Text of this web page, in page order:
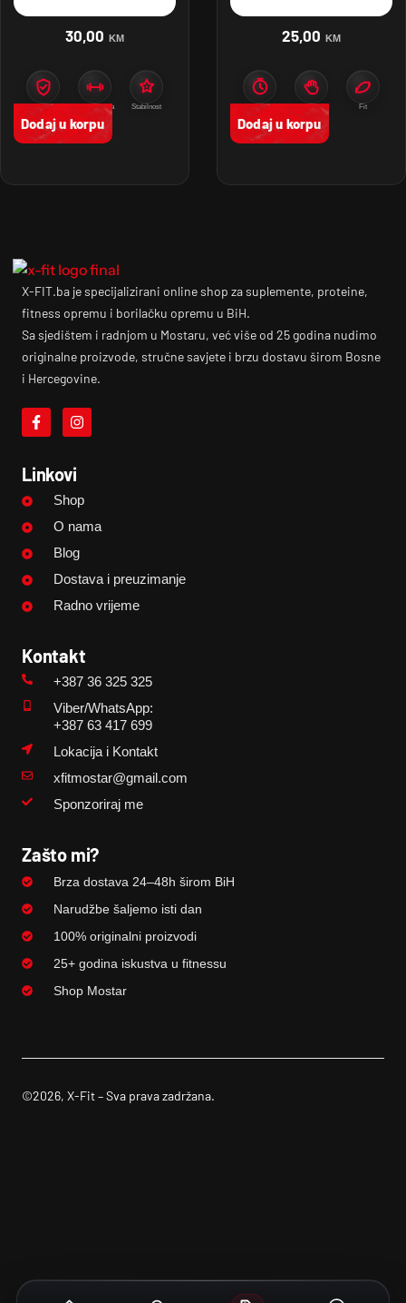
30,00 KM
Zaštita Amortizacija Stabilnost
Dodaj u korpu
25,00 KM
Zaštita Stabilnost Fit
Dodaj u korpu
X-FIT.ba je specijalizirani online shop za suplemente, proteine,
fitness opremu i borilačku opremu u BiH.
Sa sjedištem i radnjom u Mostaru, već više od 25 godina nudimo
originalne proizvode, stručne savjete i brzu dostavu širom Bosne
i Hercegovine.
Linkovi
Shop
O nama
Blog
Dostava i preuzimanje
Radno vrijeme
Kontakt
+387 36 325 325
Viber/WhatsApp:
+387 63 417 699
Lokacija i Kontakt
xfitmostar@gmail.com
Sponzoriraj me
Zašto mi?
Brza dostava 24–48h širom BiH
Narudžbe šaljemo isti dan
100% originalni proizvodi
25+ godina iskustva u fitnessu
Shop Mostar
©2026, X-Fit – Sva prava zadržana.